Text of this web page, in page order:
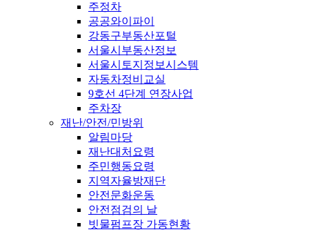
주정차
공공와이파이
강동구부동산포털
서울시부동산정보
서울시토지정보시스템
자동차정비교실
9호선 4단계 연장사업
주차장
재난/안전/민방위
알림마당
재난대처요령
주민행동요령
지역자율방재단
안전문화운동
안전점검의 날
빗물펌프장 가동현황